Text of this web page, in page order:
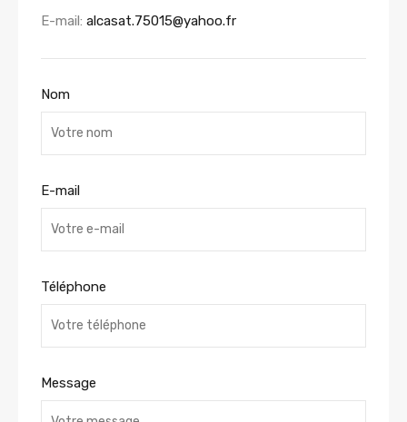
E-mail: alcasat.75015@yahoo.fr
Nom
E-mail
Téléphone
Message